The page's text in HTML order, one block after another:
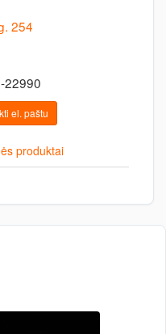
254
22990
el. paštu
produktai